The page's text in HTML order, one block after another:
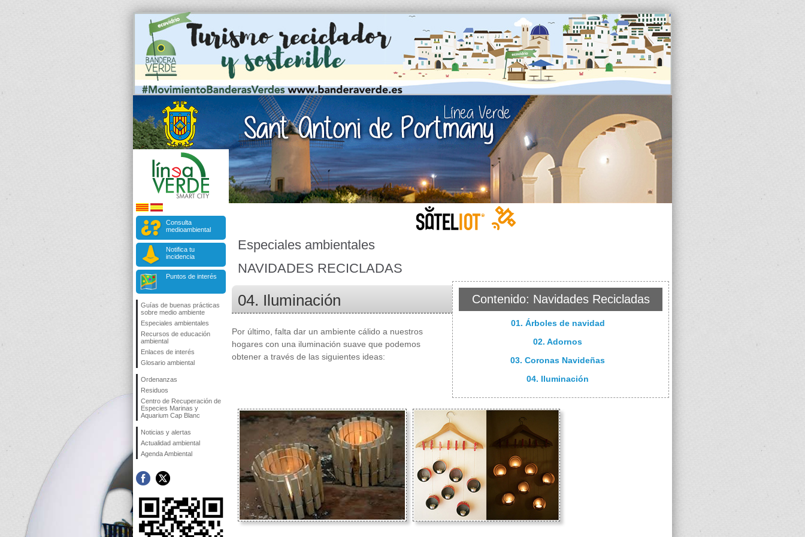
Consulta
medioambiental
Notifica tu
incidencia
Puntos de interés
Guías de buenas prácticas
sobre medio ambiente
Especiales ambientales
Recursos de educación
ambiental
Enlaces de interés
Glosario ambiental
Ordenanzas
Residuos
Centro de Recuperación de
Especies Marinas y
Aquarium Cap Blanc
Noticias y alertas
Actualidad ambiental
Agenda Ambiental
Especiales ambientales
NAVIDADES RECICLADAS
Contenido: Navidades Recicladas
01. Árboles de navidad
02. Adornos
03. Coronas Navideñas
04. Iluminación
04. Iluminación
Por último, falta dar un ambiente cálido a nuestros
hogares con una iluminación suave que podemos
obtener a través de las siguientes ideas: